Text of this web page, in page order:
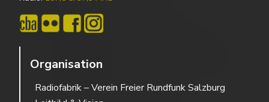
Organisation
Radiofabrik – Verein Freier Rundfunk Salzburg